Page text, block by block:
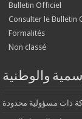
Bulletin Officiel
Consulter le Bulletin
Formalités
Non classé
والوطنية
ذات مسؤولية محدودة